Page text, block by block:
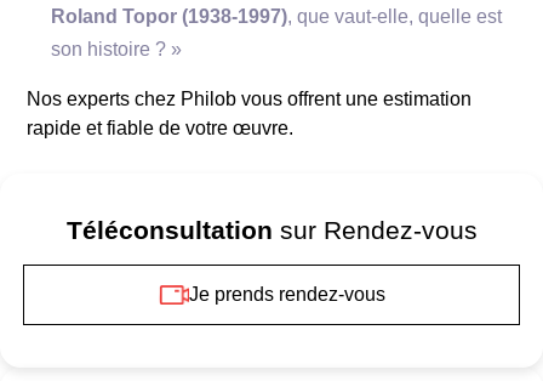
Roland Topor (1938-1997), que vaut-elle, quelle est
son histoire ? »
Nos experts chez Philob vous offrent une estimation
rapide et fiable de votre œuvre.
Téléconsultation sur Rendez-vous
Je prends rendez-vous